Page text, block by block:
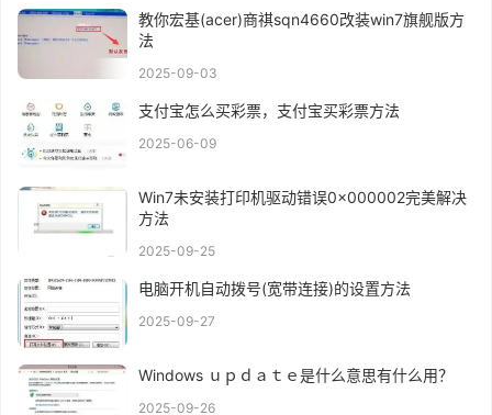
教你宏基(acer)商祺sqn4660改装win7旗舰版方
法
2025-09-03
支付宝怎么买彩票，支付宝买彩票方法
2025-06-09
Win7未安装打印机驱动错误0x000002完美解决
方法
2025-09-25
电脑开机自动拨号(宽带连接)的设置方法
2025-09-27
Windows ｕｐｄａｔｅ是什么意思有什么用？
2025-09-26